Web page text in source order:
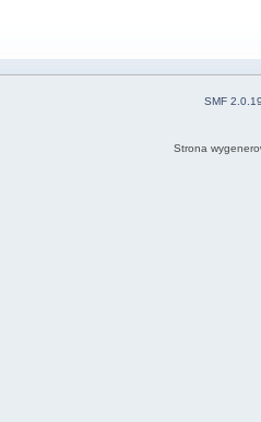
SMF
Strona